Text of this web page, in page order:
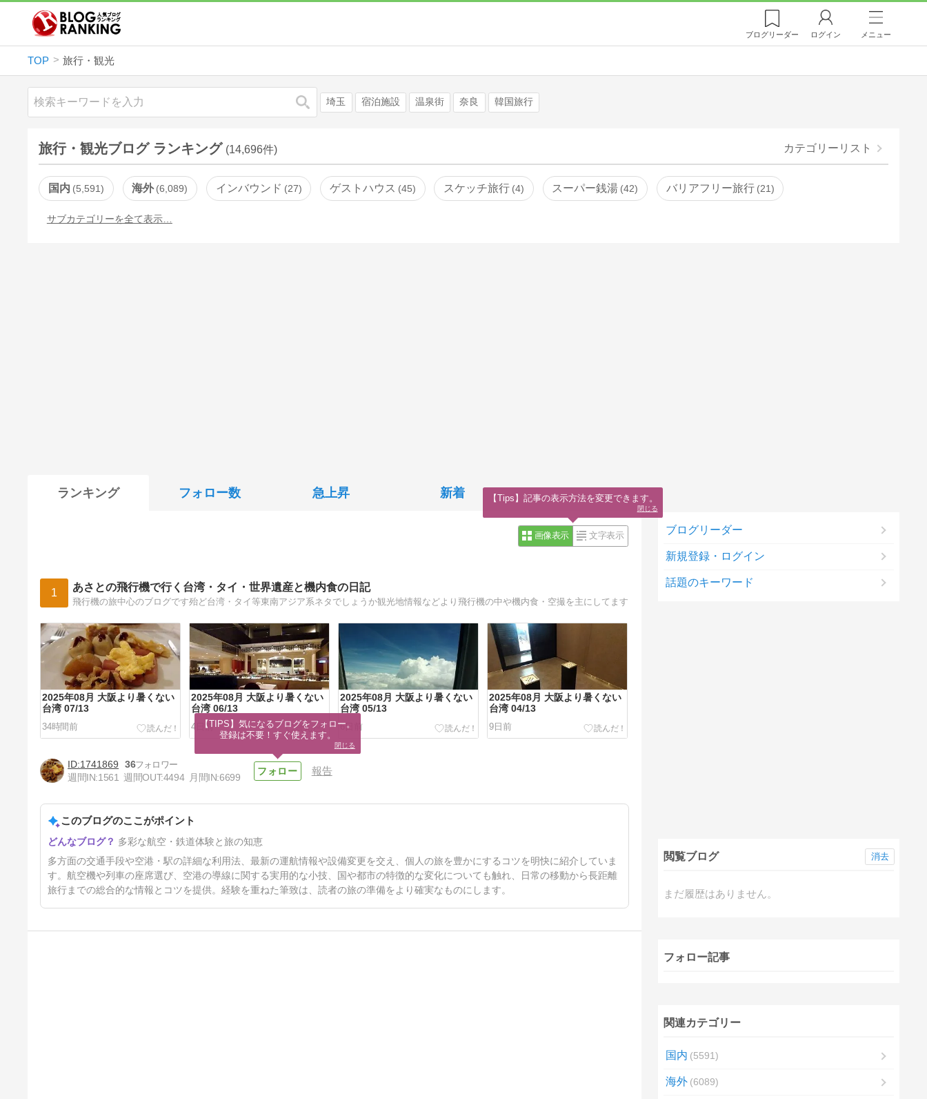
ブログリーダー ログイン メニュー
TOP 旅行・観光
検索 埼玉 宿泊施設 温泉街 奈良 韓国旅行
旅行・観光ブログ ランキング (14,696件) カテゴリーリスト
国内 5,591 海外 6,089 インバウンド 27 ゲストハウス 45 スケッチ旅行 4 スーパー銭湯 42 バリアフリー旅行 21
サブカテゴリーを全て表示…
ランキング フォロー数 急上昇 新着
画像表示 文字表示
1 あさとの飛行機で行く台湾・タイ・世界遺産と機内食の日記
飛行機の旅中心のブログです殆ど台湾・タイ等東南アジア系ネタでしょうか観光地情報などより飛行機の中や機内食・空撮を主にしてます
2025年08月 大阪より暑くない
台湾 07/13
34時間前
2025年08月 大阪より暑くない
台湾 06/13
4日前
2025年08月 大阪より暑くない
台湾 05/13
6日前
2025年08月 大阪より暑くない
台湾 04/13
9日前
2025年08月 大阪より暑くない
台湾 03/13
11日前
1741869
36
週間IN:1561 週間OUT:4494 月間IN:6699
報告
このブログのここがポイント
多彩な航空・鉄道体験と旅の知恵
多方面の交通手段や空港・駅の詳細な利用法、最新の運航情報や設備変更を交え、個人の旅を豊かにするコツを明快に紹介していま
す。航空機や列車の座席選び、空港の導線に関する実用的な小技、国や都市の特徴的な変化についても触れ、日常の移動から長距離
旅行までの総合的な情報とコツを提供。経験を重ねた筆致は、読者の旅の準備をより確実なものにします。
ブログリーダー
新規登録・ログイン
話題のキーワード
閲覧ブログ
まだ履歴はありません。
消去
フォロー記事
関連カテゴリー
国内 5591
海外 6089
【TIPS】気になるブログをフォロー。
登録は不要！すぐ使えます。
閉じる
【Tips】記事の表示方法を変更できます。
閉じる